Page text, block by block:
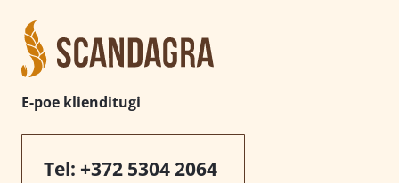
E-poe klienditugi
Tel: +372 5304 2064